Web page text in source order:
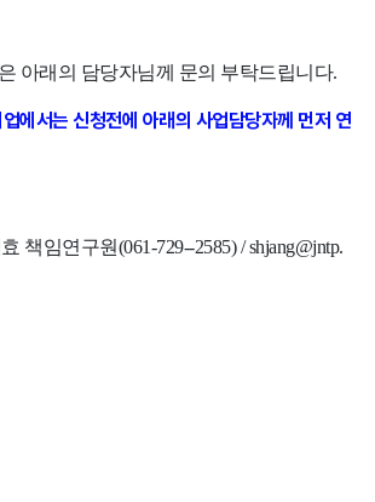
아래의 담당자님께 문의 부탁드립니다.
에서는 신청전에 아래의 사업담당자께 먼저 연
책임연구원(061-729--2585) / shjang@jntp.